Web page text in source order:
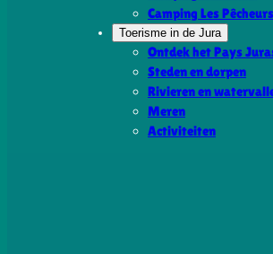
Camping Les Pêcheurs
Toerisme in de Jura
Ontdek het Pays
Steden en dorpen
Rivieren en
Meren
Activiteiten